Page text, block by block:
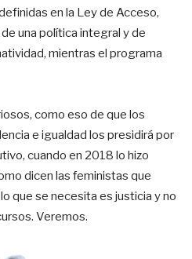
en la Ley de Acceso,
una política integral y de
mientras el programa
como eso de que los
e igualdad los presidirá por
cuando en 2018 lo hizo
dicen las feministas que
que se necesita es justicia y no
Veremos.